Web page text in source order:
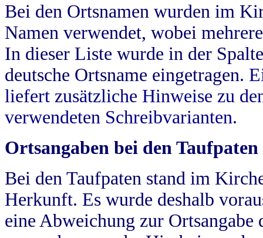
Bei den Ortsnamen wurden im
Namen verwendet, wobei
In dieser Liste wurde in der
deutsche Ortsname eingetragen.
liefert zusätzliche Hinweise zu
verwendeten Schreibvarianten.
Ortsangaben bei den Taufpaten
Bei den Taufpaten stand im
Herkunft. Es wurde deshalb
eine Abweichung zur